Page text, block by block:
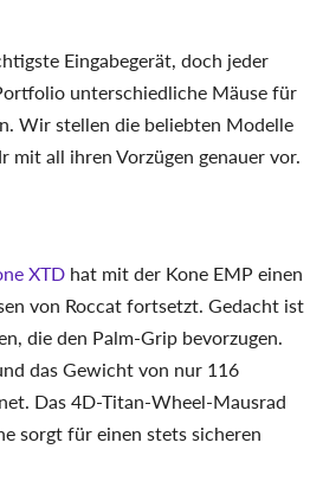
Eingabegerät, doch jeder
unterschiedliche Mäuse für
Wir stellen die beliebten Modelle
mit all ihren Vorzügen genauer vor.
XTD hat mit der Kone EMP einen
von Roccat fortsetzt. Gedacht ist
die den Palm-Grip bevorzugen.
das Gewicht von nur 116
Das 4D-Titan-Wheel-Mausrad
sorgt für einen stets sicheren